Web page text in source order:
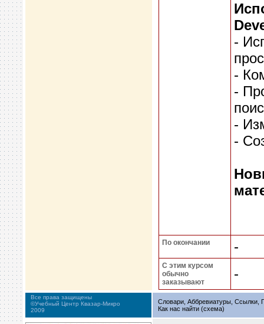
-
-
-
-
-
По окончании -
С этим курсом
обычно
заказывают
-
Все права защищены
©Учебный Центр Квазар-Микро
2009
Словари, Аббревиатуры, Ссылки,
Как нас найти (схема)